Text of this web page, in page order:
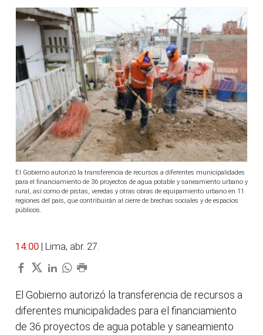
El Gobierno autorizó la transferencia de recursos a diferentes municipalidades
para el financiamiento de 36 proyectos de agua potable y saneamiento urbano y
rural, así como de pistas, veredas y otras obras de equipamiento urbano en 11
regiones del país, que contribuirán al cierre de brechas sociales y de espacios
públicos.
14:00 | Lima, abr. 27.
El Gobierno autorizó la transferencia de recursos a
diferentes municipalidades para el financiamiento
de 36 proyectos de agua potable y saneamiento